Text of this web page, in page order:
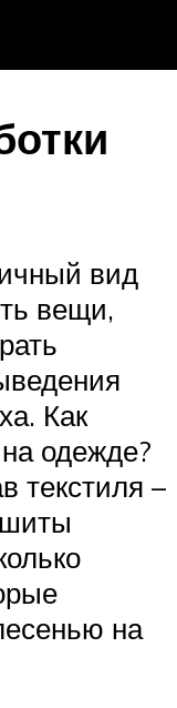
вид
вещи,
Как
одежде?
текстиля –
на